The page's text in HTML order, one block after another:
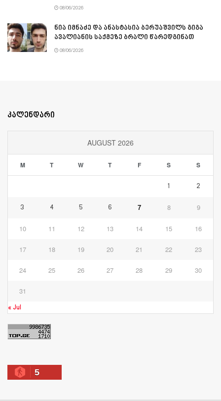
08/06/2026
ნია იმნაძე და ანასტასია ბერუაშვილს გიგა
ავალიანის საქმეზე ბრალი წარედგინათ
08/06/2026
კალენდარი
AUGUST 2026
M T W T F S S
1 2
3 4 5 6 7 8 9
10 11 12 13 14 15 16
17 18 19 20 21 22 23
24 25 26 27 28 29 30
31
« Jul
5